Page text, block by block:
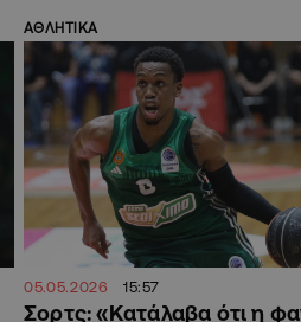
ΑΘΛΗΤΙΚΑ
05.05.2026 15:57
Σορτς: «Κατάλαβα ότι η